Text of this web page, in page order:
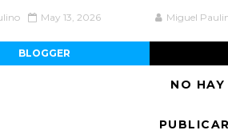
May 13, 2026 Miguel
BLOGGER
NO